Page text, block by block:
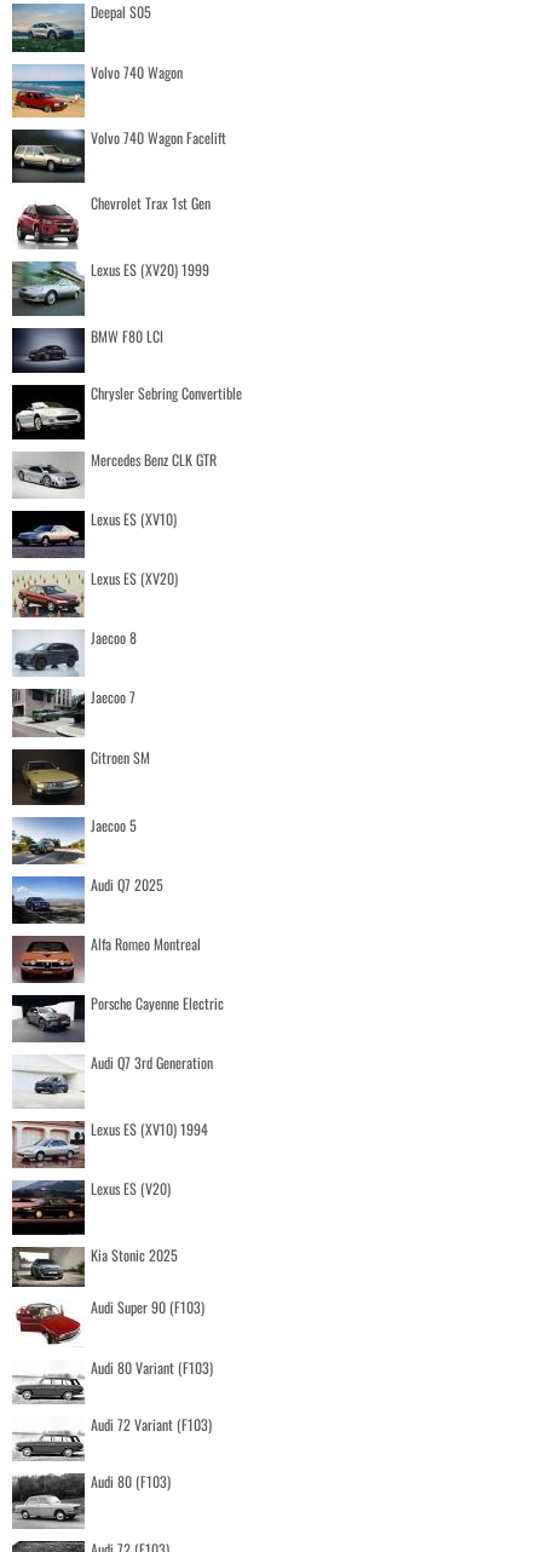
Deepal S05
Volvo 740 Wagon
Volvo 740 Wagon Facelift
Chevrolet Trax 1st Gen
Lexus ES (XV20) 1999
BMW F80 LCI
Chrysler Sebring Convertible
Mercedes Benz CLK GTR
Lexus ES (XV10)
Lexus ES (XV20)
Jaecoo 8
Jaecoo 7
Citroen SM
Jaecoo 5
Audi Q7 2025
Alfa Romeo Montreal
Porsche Cayenne Electric
Audi Q7 3rd Generation
Lexus ES (XV10) 1994
Lexus ES (V20)
Kia Stonic 2025
Audi Super 90 (F103)
Audi 80 Variant (F103)
Audi 72 Variant (F103)
Audi 80 (F103)